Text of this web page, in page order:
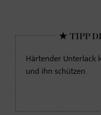
Härtender Unterlack
und ihn schützen.